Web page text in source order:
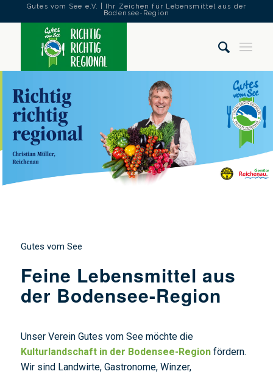
Gutes vom See e.V. | Ihr Zeichen für Lebensmittel aus der
Bodensee-Region
Gutes vom See
Feine Lebensmittel aus
der Bodensee-Region
Unser Verein Gutes vom See möchte die
Kulturlandschaft in der Bodensee-Regionfördern.
Wir sind Landwirte, Gastronome, Winzer,